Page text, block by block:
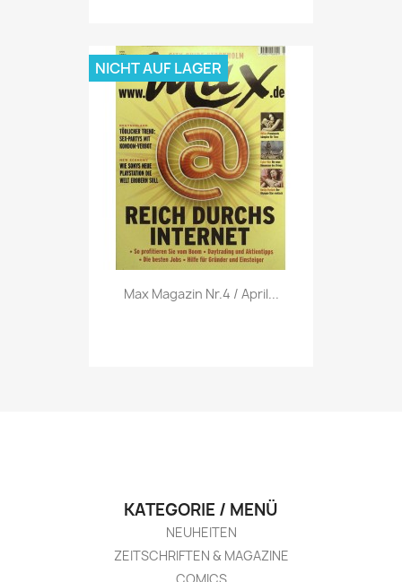
Vorschau
Max Magazin Nr.4 / April...
NICHT AUF LAGER
KATEGORIE / MENÜ
NEUHEITEN
ZEITSCHRIFTEN & MAGAZINE